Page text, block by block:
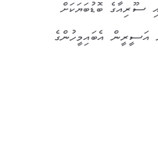
ސޫރިއާގެ ބޮޑުބަޔަކަށް
9 ގަރުނުކުރިން އަސީރީން އެބައިމީހުންގެ